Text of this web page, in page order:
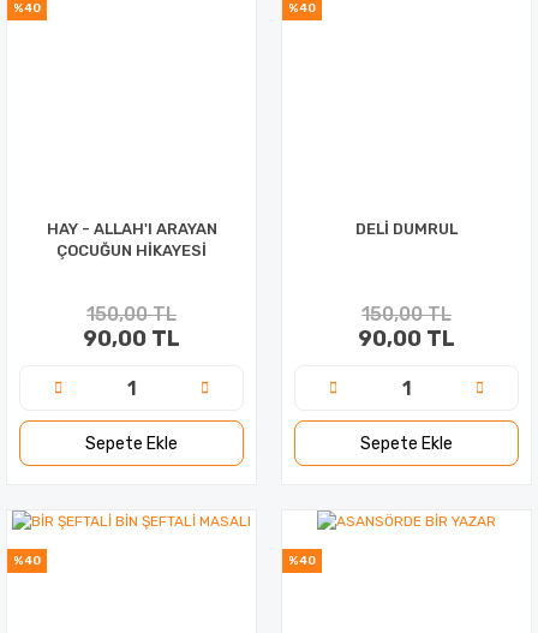
%40
HAY - ALLAH'I ARAYAN
ÇOCUĞUN HİKAYESİ
150,00 TL
90,00 TL
Sepete Ekle
%40
DELİ DUMRUL
150,00 TL
90,00 TL
Sepete Ekle
%40 %40